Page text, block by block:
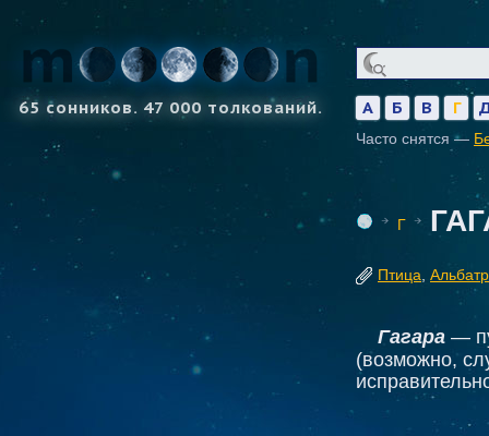
65 сонников. 47 000 толкований. А Б В Г
Часто снятся —
Г
Птица
Гагара —
(возможно,